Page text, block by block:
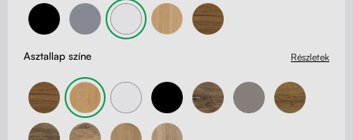
Asztallap színe Részletek